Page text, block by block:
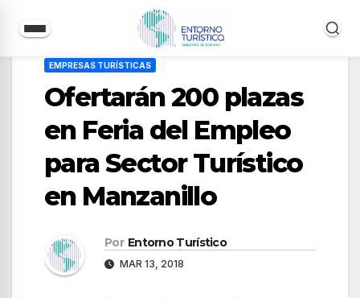
contenido
EMPRESAS TURÍSTICAS
Ofertarán 200 plazas
en Feria del Empleo
para Sector Turístico
en Manzanillo
Por Entorno Turístico
MAR 13, 2018